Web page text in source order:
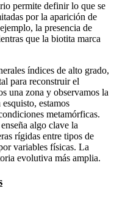
permite definir lo que se
por la aparición de
la presencia de
que la biotita marca
índices de alto grado,
para reconstruir el
una zona y observamos la
estamos
metamórficas.
algo clave la
rígidas entre tipos de
variables físicas. La
evolutiva más amplia.